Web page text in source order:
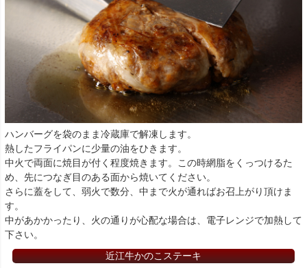
ハンバーグを袋のまま冷蔵庫で解凍します。
熱したフライパンに少量の油をひきます。
中火で両面に焼目が付く程度焼きます。この時網脂をくっつけるた
め、先につなぎ目のある面から焼いてください。
さらに蓋をして、弱火で数分、中まで火が通ればお召上がり頂けま
す。
中があかかったり、火の通りが心配な場合は、電子レンジで加熱して
下さい。
近江牛かのこステーキ